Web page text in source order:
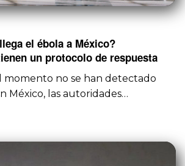
el ébola a México?
un protocolo de respuesta
momento no se han detectado
México, las autoridades…